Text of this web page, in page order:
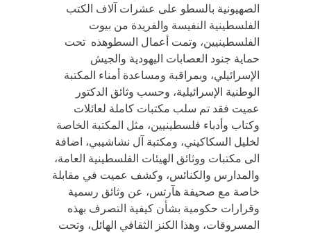
الصهيونية بالسطو على عشرات آلاف الكتب
الفلسطينية النفيسة والفريدة من بيوت
الفلسطينيين، وتمت أعمال السطوهذه تحت
حماية جنود العصابات اليهودية والجيش
الإسرائيلي، وبمراقبة ومساعدة أمناء المكتبة
الوطنية الإسرائيلية، وحسب وثائق الدكتور
عميت فقد تم سلب مكتبات كاملة لعائلات
وكتاب وأدباء فلسطينيين، مثل المكتبة الخاصة
لخليل السكاكيني، ومكتبة آل نشاشيبي، اضافة
الى مكتبات ووثائق الهيئات الفلسطينية العامة،
والمدارس والكنائس، وكشف عميت في مقابلة
خاصة مع صحيفة هآرتس، عن وثائق رسمية
وقرارات حكومية بشأن كيفية التصرف بهذه
المسروقات، وهذا الكنز الثقافي الهائل، وتحت